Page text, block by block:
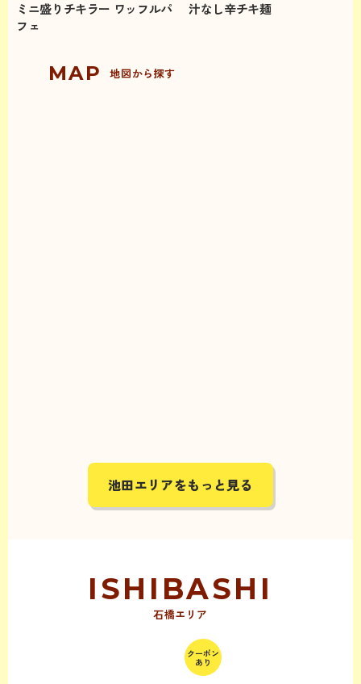
ミニ盛りチキラー ワッフルパ
フェ
汁なし辛チキ麺
地図から探す
池田エリアをもっと見る
石橋エリア
クーポン
あり